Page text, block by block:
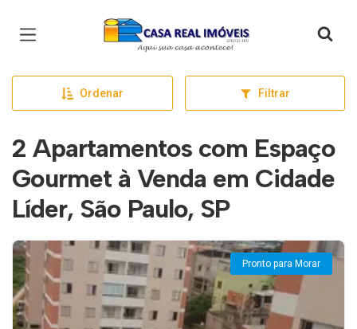
Página inicial
Ordenar Filtrar
2 Apartamentos com Espaço
Gourmet à Venda em Cidade
Líder, São Paulo, SP
Pronto para Morar